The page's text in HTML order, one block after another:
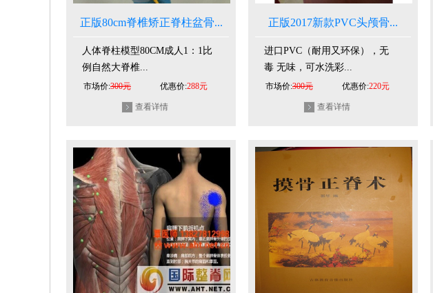
正版80cm脊椎矫正脊柱盆骨...
人体脊柱模型80CM成人1：1比
例自然大脊椎...
市场价:300元 优惠价:288元
查看详情
正版2017新款PVC头颅骨...
进口PVC（耐用又环保），无
毒 无味，可水洗彩...
市场价:300元 优惠价:220元
查看详情